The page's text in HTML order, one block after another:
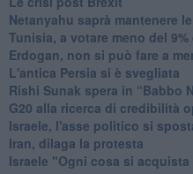
Netanyahu saprà mantenere
Tunisia, a votare meno del
Erdogan, non si può fare a
L'antica Persia si è svegliata
Rishi Sunak spera in “Babbo
G20 alla ricerca di credibilità
Israele, l'asse politico si
Iran, dilaga la protesta
Israele "Ogni cosa si